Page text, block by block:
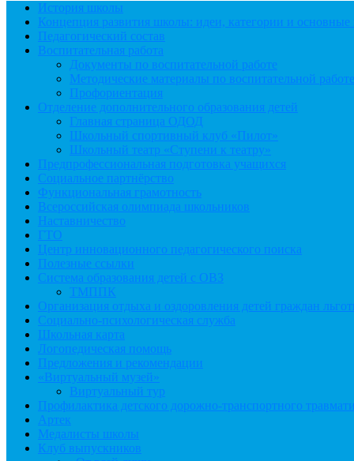
История школы
Концепция развития школы: идеи, категории и
Педагогический состав
Воспитательная работа
Документы по воспитательной работе
Методические материалы по воспитательной работе
Профориентация
Отделение дополнительного образования детей
Главная страница ОДОД
Школьный спортивный клуб «Пилот»
Школьный театр «Ступени к театру»
Предпрофессиональная подготовка учащихся
Социальное партнёрство
Функциональная грамотность
Всероссийская олимпиада школьников
Наставничество
ГТО
Центр инновационного педагогического поиска
Полезные ссылки
Система образования детей с ОВЗ
ТМППК
Организация отдыха и оздоровления детей граждан
Социально-психологическая служба
Школьная карта
Логопедическая помощь
Предложения и рекомендации
«Виртуальный музей»
Виртуальный тур
Профилактика детского дорожно-транспортного
Артек
Медалисты школы
Клуб выпускников